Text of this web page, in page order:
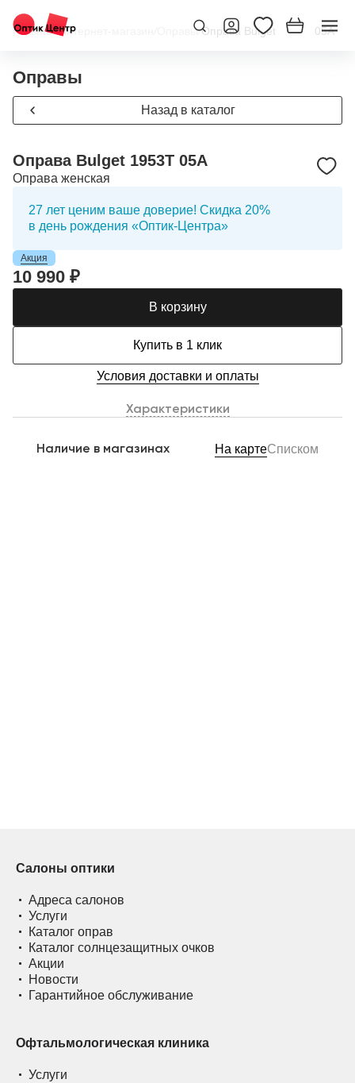
Главная/Интернет-магазин Оправы/Оправа Bulget 1953T 05A
Оправы
Назад в каталог
Оправа Bulget 1953T 05A
Оправа женская
27 лет ценим ваше доверие! Скидка 20%
в день рождения «Оптик-Центра»
Акция
10 990 ₽
В корзину
Купить в 1 клик
Условия доставки и оплаты
Характеристики
Наличие в магазинах На картеСписком
Салоны оптики
Адреса салонов
Услуги
Каталог оправ
Каталог солнцезащитных очков
Акции
Новости
Гарантийное обслуживание
Офтальмологическая клиника
Услуги